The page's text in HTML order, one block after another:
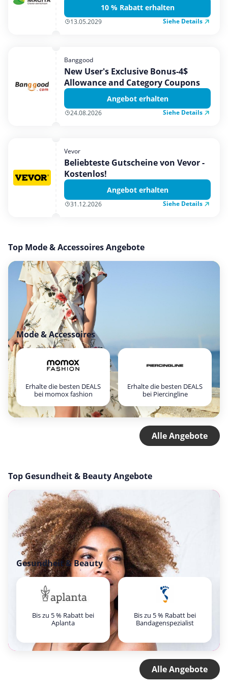
10 % Rabatt erhalten
13.05.2029 Siehe Details
Banggood
New User's Exclusive Bonus-4$
Allowance and Category Coupons
Angebot erhalten
24.08.2026 Siehe Details
Vevor
Beliebteste Gutscheine von Vevor -
Kostenlos!
Angebot erhalten
31.12.2026 Siehe Details
Top Mode & Accessoires Angebote
Mode & Accessoires
Erhalte die besten DEALS
bei momox fashion
Erhalte die besten DEALS
bei Piercingline
Alle Angebote
Top Gesundheit & Beauty Angebote
Gesundheit & Beauty
Bis zu 5 % Rabatt bei
Aplanta
Bis zu 5 % Rabatt bei
Bandagenspezialist
Alle Angebote